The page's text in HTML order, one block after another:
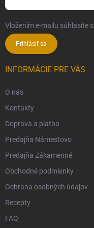
Vložením e-mailu súhlasíte s
Prihlásiť sa
INFORMÁCIE PRE VÁS
O nás
Kontakty
Doprava a platba
Predajňa Námestovo
Predajňa Zákamenné
Obchodné podmienky
Ochrana osobných údajov
Recepty
FAQ